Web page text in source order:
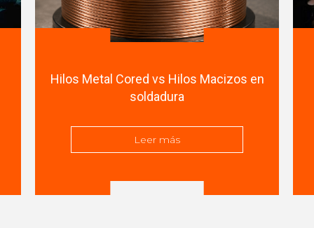
Hilos Metal Cored vs Hilos Macizos en
soldadura
Leer más